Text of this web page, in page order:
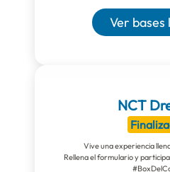
Ver bases
NCT
Vive una experiencia
Rellena el formulario y